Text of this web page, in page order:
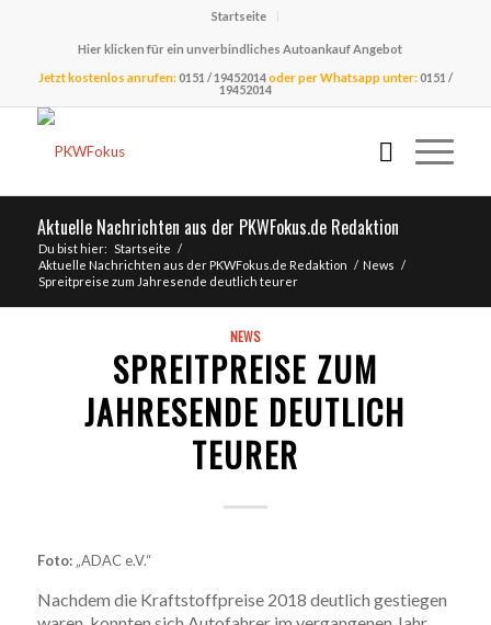
Startseite
Hier klicken für ein unverbindliches Autoankauf Angebot
Jetzt kostenlos anrufen:0151 / 19452014oder per Whatsapp unter:0151 /
19452014
Aktuelle Nachrichten aus der PKWFokus.de Redaktion
Du bist hier: Startseite /
Aktuelle Nachrichten aus der PKWFokus.de Redaktion / News /
Spreitpreise zum Jahresende deutlich teurer
NEWS
SPREITPREISE ZUM
JAHRESENDE DEUTLICH
TEURER
Foto:„ADAC e.V.“
Nachdem die Kraftstoffpreise 2018 deutlich gestiegen